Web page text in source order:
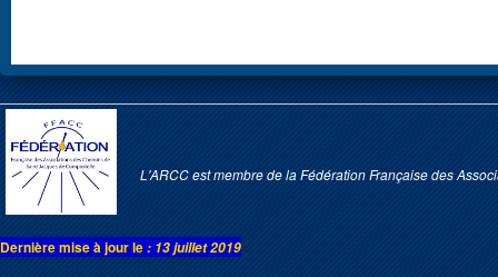
L'ARCC est membre de la Fédération Française des
Dernière mise à jour le: 13 juillet 2019